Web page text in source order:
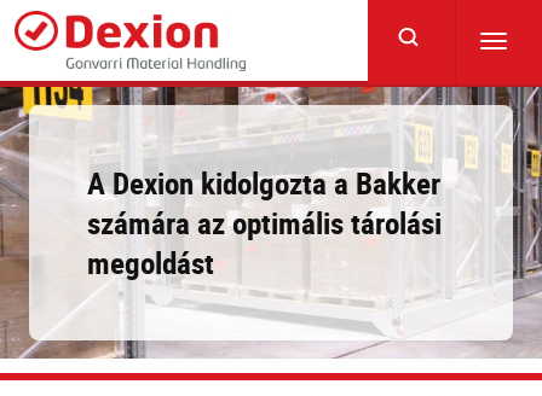
Skip
main
content
A Dexion kidolgozta a Bakker
számára az optimális tárolási
megoldást